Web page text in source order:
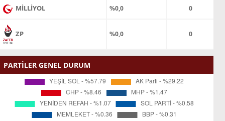
MİLLİYOL %0,0 0
ZP %0,0 0
PARTİLER GENEL DURUM